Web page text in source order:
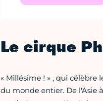
Le cirque
« Millésime ! » , qui célèbre
du monde entier. De l'Asie